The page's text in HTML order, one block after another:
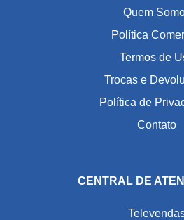
Quem
Política
Termos de
Trocas e
Política de
Contato
CENTRAL DE